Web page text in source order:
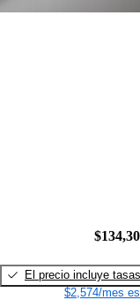
El precio incluye tasas
$2,574/mes